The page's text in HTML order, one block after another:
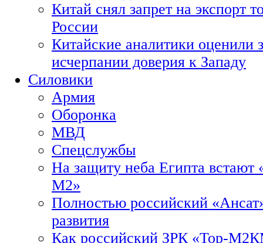
Китай снял запрет на экспорт
России
Китайские аналитики оценили
исчерпании доверия к Западу
Силовики
Армия
Оборонка
МВД
Спецслужбы
На защиту неба Египта встают
М2»
Полностью российский
развития
Как российский ЗРК «Тор-